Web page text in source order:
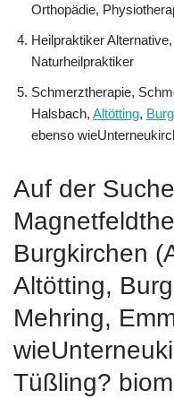
Orthopädie,
Heilpraktiker
Naturheilpraktiker
Schmerztherapie,
Halsbach, Altötting,
ebenso
Auf der
Burgkirchen
Altötting,
Mehring,
Tüßling?